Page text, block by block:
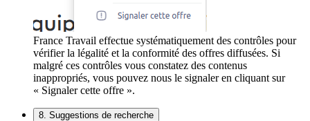
France Travail effectue systématiquement des contrôles pour
vérifier la légalité et la conformité des offres diffusées. Si
malgré ces contrôles vous constatez des contenus
inappropriés, vous pouvez nous le signaler en cliquant sur
« Signaler cette offre ».
8. Suggestions de recherche